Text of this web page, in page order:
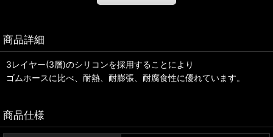
商品詳細
3レイヤー(3層)のシリコンを採用することにより
ゴムホースに比べ、耐熱、耐膨張、耐腐食性に優れています。
商品仕様